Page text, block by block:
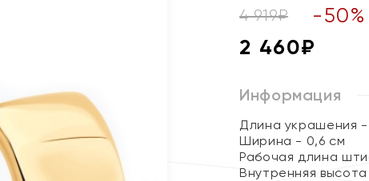
4 919₽ -50%
2 460₽
Информация
Длина украшения -
Ширина - 0,6 см
Рабочая длина
Внутренняя